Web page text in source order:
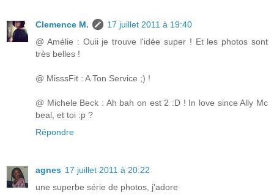
Clemence M.
17 juillet 2011 à 19:40
@ Amélie : Ouii je trouve l'idée super ! Et les photos sont
très belles !
@ MisssFit : A Ton Service ;) !
@ Michele Beck : Ah bah on est 2 :D ! In love since Ally Mc
beal, et toi :p ?
Répondre
agnes 17 juillet 2011 à 20:22
une superbe série de photos, j'adore